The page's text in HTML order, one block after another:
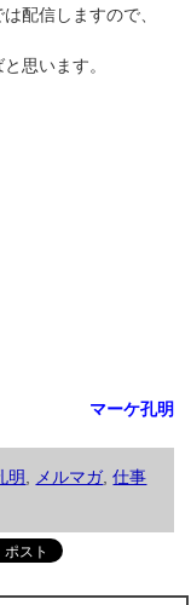
配信しますので、
思います。
マーケ孔明
明 メルマガ,仕事